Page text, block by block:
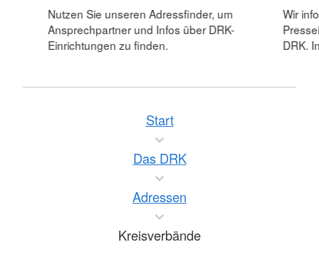
Nutzen Sie unseren Adressfinder, um
Ansprechpartner und Infos über DRK-
Einrichtungen zu finden.
Wir
DRK.
Start
Das DRK
Adressen
Kreisverbände